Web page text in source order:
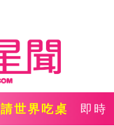
請世界吃桌 即時